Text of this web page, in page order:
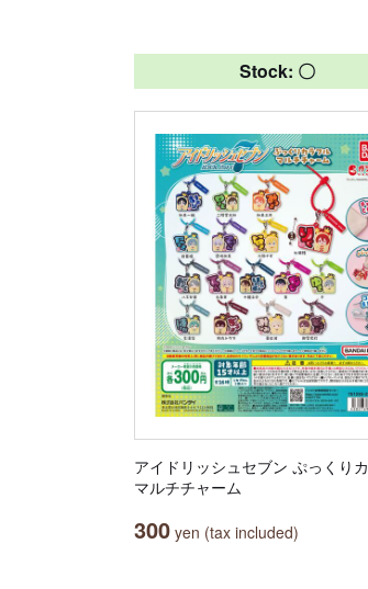
Stock: 〇
アイドリッシュセブン ぷっくり
マルチチャーム
300 yen (tax included)